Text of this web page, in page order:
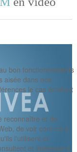
bon fonctionnements
aisée dans nos
le cas échéant
reconnaître et de
de voir comment
l'utilisent et
et intéressent.